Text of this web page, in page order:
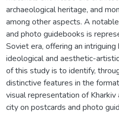
archaeological heritage, and
among other aspects. A
and photo guidebooks is
Soviet era, offering an
ideological and aesthetic-
of this study is to identify,
distinctive features in the
visual representation of
city on postcards and photo